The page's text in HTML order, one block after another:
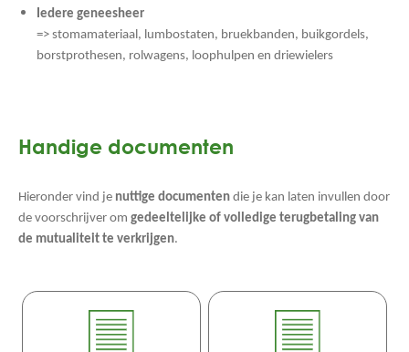
Iedere geneesheer
=> stomamateriaal, lumbostaten, bruekbanden, buikgordels,
borstprothesen, rolwagens, loophulpen en driewielers
Handige documenten
Hieronder vind je nuttige documenten die je kan laten invullen door
de voorschrijver om gedeeltelijke of volledige terugbetaling van
de mutualiteit te verkrijgen.